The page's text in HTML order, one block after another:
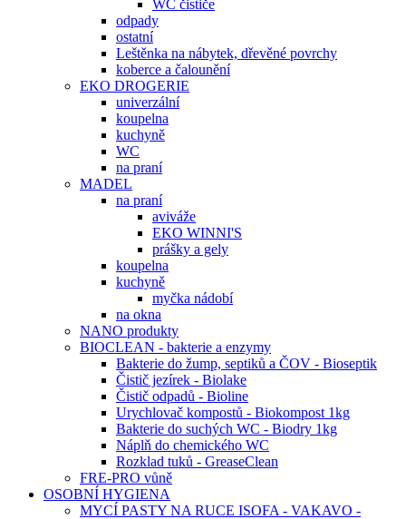
WC čističe
odpady
ostatní
Leštěnka na nábytek, dřevěné povrchy
koberce a čalounění
EKO DROGERIE
univerzální
koupelna
kuchyně
WC
na praní
MADEL
na praní
aviváže
EKO WINNI'S
prášky a gely
koupelna
kuchyně
myčka nádobí
na okna
NANO produkty
BIOCLEAN - bakterie a enzymy
Bakterie do žump, septiků a ČOV - Bioseptik
Čistič jezírek - Biolake
Čistič odpadů - Bioline
Urychlovač kompostů - Biokompost 1kg
Bakterie do suchých WC - Biodry 1kg
Náplň do chemického WC
Rozklad tuků - GreaseClean
FRE-PRO vůně
OSOBNÍ HYGIENA
MYCÍ PASTY NA RUCE ISOFA - VAKAVO -